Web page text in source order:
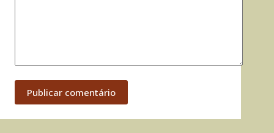
Publicar comentário